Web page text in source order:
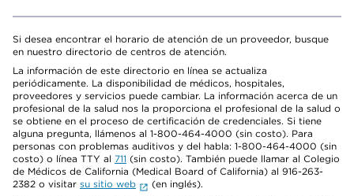
Si desea encontrar el horario de atención de un proveedor, busque
en nuestro directorio de centros de atención.
La información de este directorio en línea se actualiza
periódicamente. La disponibilidad de médicos, hospitales,
proveedores y servicios puede cambiar. La información acerca de un
profesional de la salud nos la proporciona el profesional de la salud o
se obtiene en el proceso de certificación de credenciales. Si tiene
alguna pregunta, llámenos al 1-800-464-4000 (sin costo). Para
personas con problemas auditivos y del habla: 1-800-464-4000 (sin
costo) o línea TTY al 711 (sin costo). También puede llamar al Colegio
de Médicos de California (Medical Board of California) al 916-263-
2382 o visitar su sitio web
(en inglés).